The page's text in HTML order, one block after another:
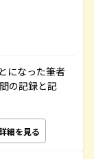
になった筆者
の記録と記
細を見る